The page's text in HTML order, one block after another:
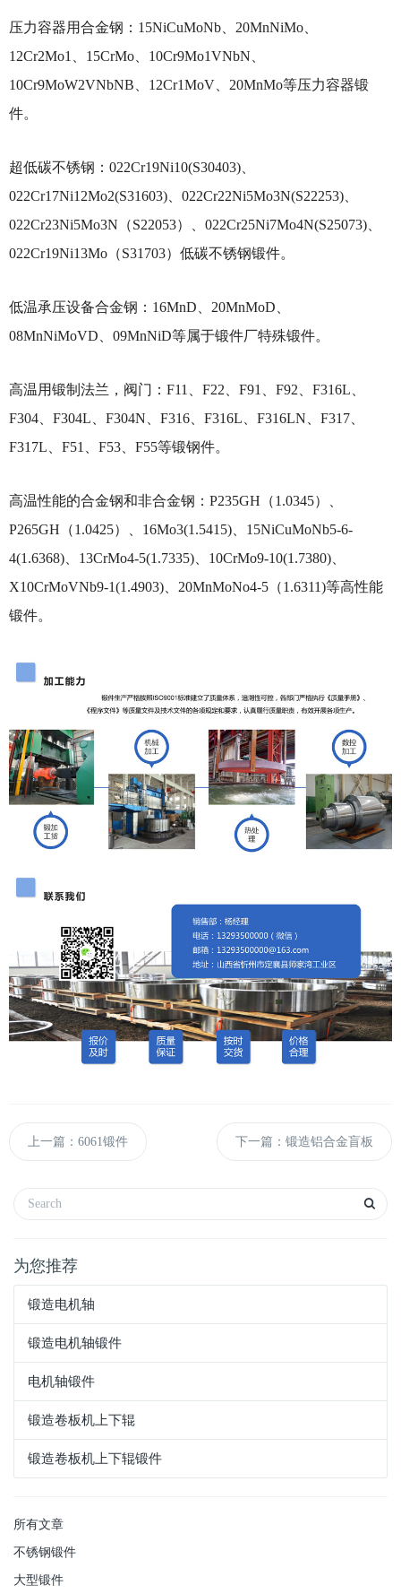
压力容器用合金钢：15NiCuMoNb、20MnNiMo、
12Cr2Mo1、15CrMo、10Cr9Mo1VNbN、
10Cr9MoW2VNbNB、12Cr1MoV、20MnMo等压力容器锻
件。
超低碳不锈钢：022Cr19Ni10(S30403)、
022Cr17Ni12Mo2(S31603)、022Cr22Ni5Mo3N(S22253)、
022Cr23Ni5Mo3N（S22053）、022Cr25Ni7Mo4N(S25073)、
022Cr19Ni13Mo（S31703）低碳不锈钢锻件。
低温承压设备合金钢：16MnD、20MnMoD、
08MnNiMoVD、09MnNiD等属于锻件厂特殊锻件。
高温用锻制法兰，阀门：F11、F22、F91、F92、F316L、
F304、F304L、F304N、F316、F316L、F316LN、F317、
F317L、F51、F53、F55等锻钢件。
高温性能的合金钢和非合金钢：P235GH（1.0345）、
P265GH（1.0425）、16Mo3(1.5415)、15NiCuMoNb5-6-
4(1.6368)、13CrMo4-5(1.7335)、10CrMo9-10(1.7380)、
X10CrMoVNb9-1(1.4903)、20MnMoNo4-5（1.6311)等高性能
锻件。
上一篇：6061锻件 下一篇：锻造铝合金盲板
为您推荐
锻造电机轴
锻造电机轴锻件
电机轴锻件
锻造卷板机上下辊
锻造卷板机上下辊锻件
所有文章
不锈钢锻件
大型锻件